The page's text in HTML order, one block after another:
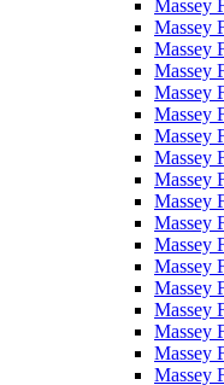
Massey
Massey
Massey
Massey
Massey
Massey
Massey
Massey
Massey
Massey
Massey
Massey
Massey
Massey
Massey
Massey
Massey
Massey